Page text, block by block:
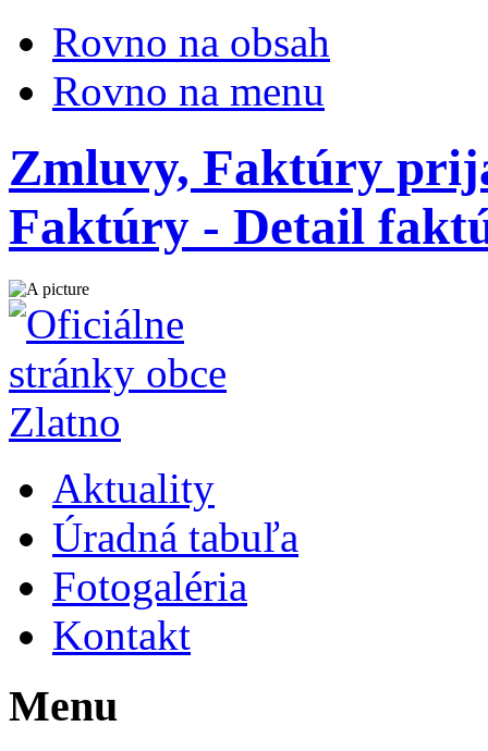
Rovno na obsah
Rovno na menu
Zmluvy, Faktúry
Faktúry - Detail
Aktuality
Úradná tabuľa
Fotogaléria
Kontakt
Menu